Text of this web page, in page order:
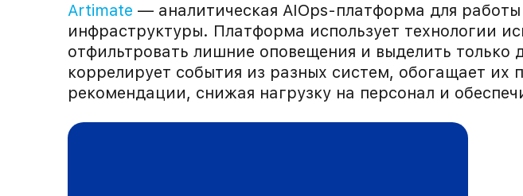
Artimate — аналитическая AIOps-платформа для
инфраструктуры. Платформа использует технологии
отфильтровать лишние оповещения и выделить
коррелирует события из разных систем, обогащает
рекомендации, снижая нагрузку на персонал и